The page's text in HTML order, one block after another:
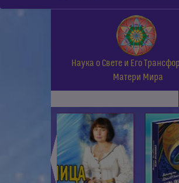
Наука о Свете и Его
Матери Мира
◄